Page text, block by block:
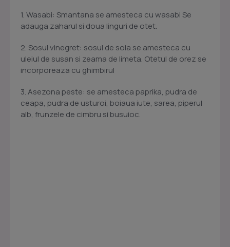
1. Wasabi: Smantana se amesteca cu wasabi Se
adauga zaharul si doua linguri de otet.
2. Sosul vinegret: sosul de soia se amesteca cu
uleiul de susan si zeama de limeta. Otetul de orez se
incorporeaza cu ghimbirul
3. Asezona peste: se amesteca paprika, pudra de
ceapa, pudra de usturoi, boiaua iute, sarea, piperul
alb, frunzele de cimbru si busuioc.